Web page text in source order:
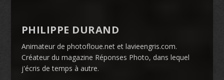
PHILIPPE DURAND
Animateur de photofloue.net et lavieengris.com.
Créateur du magazine Réponses Photo, dans lequel
j'écris de temps à autre.